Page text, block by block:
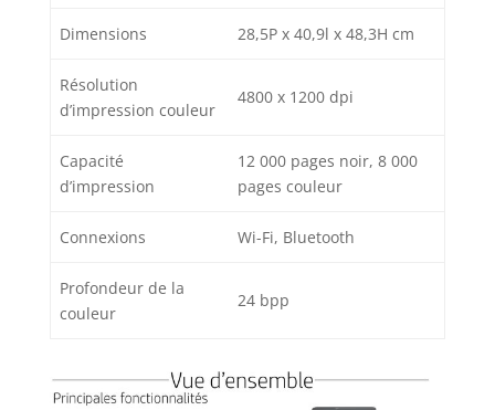
Dimensions 28,5P x 40,9l x 48,3H cm
Résolution
d’impression couleur
4800 x 1200 dpi
Capacité
d’impression
12 000 pages noir, 8 000
pages couleur
Connexions Wi-Fi, Bluetooth
Profondeur de la
couleur
24 bpp